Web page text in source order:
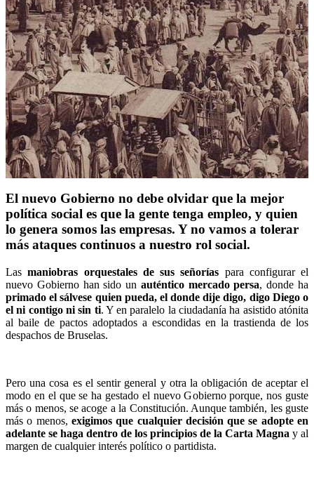
El nuevo Gobierno no debe olvidar que la mejor
política social es que la gente tenga empleo, y quien
lo genera somos las empresas. Y no vamos a tolerar
más ataques continuos a nuestro rol social.
Lasmaniobras orquestales de sus señorías para configurar el
nuevo Gobierno han sido un auténtico mercado persa, donde ha
primado el sálvese quien pueda, el donde dije digo, digo Diego o
el ni contigo ni sin ti. Y en paralelo la ciudadanía ha asistido atónita
al baile de pactos adoptados a escondidas en la trastienda de los
despachos de Bruselas.
Pero una cosa es el sentir general y otra la obligación de aceptar el
modo en el que se ha gestado el nuevo Gobierno porque, nos guste
más o menos, se acoge a la Constitución. Aunque también, les guste
más o menos, exigimos que cualquier decisión que se adopte en
adelante se haga dentro de los principios de la Carta Magna y al
margen de cualquier interés político o partidista.